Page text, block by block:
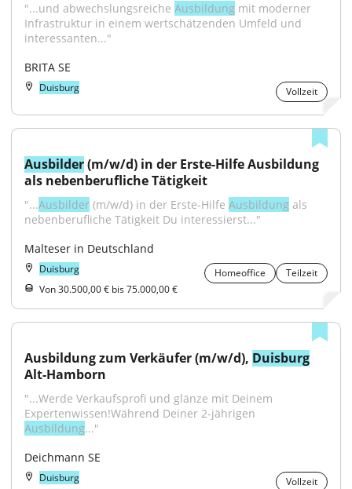
"...und abwechslungsreiche Ausbildung mit moderner
Infrastruktur in einem wertschätzenden Umfeld und
interessanten..."
BRITA SE
Duisburg Vollzeit
Ausbilder (m/w/d) in der Erste-Hilfe Ausbildung
als nebenberufliche Tätigkeit
"...Ausbilder (m/w/d) in der Erste-Hilfe Ausbildung als
nebenberufliche Tätigkeit Du interessierst..."
Malteser in Deutschland
Duisburg Homeoffice
Teilzeit
Von 30.500,00 € bis 75.000,00 €
Ausbildung zum Verkäufer (m/w/d), Duisburg
Alt-Hamborn
"...Werde Verkaufsprofi und glänze mit Deinem
Ausbildung..."
Deichmann SE
Duisburg
Vollzeit